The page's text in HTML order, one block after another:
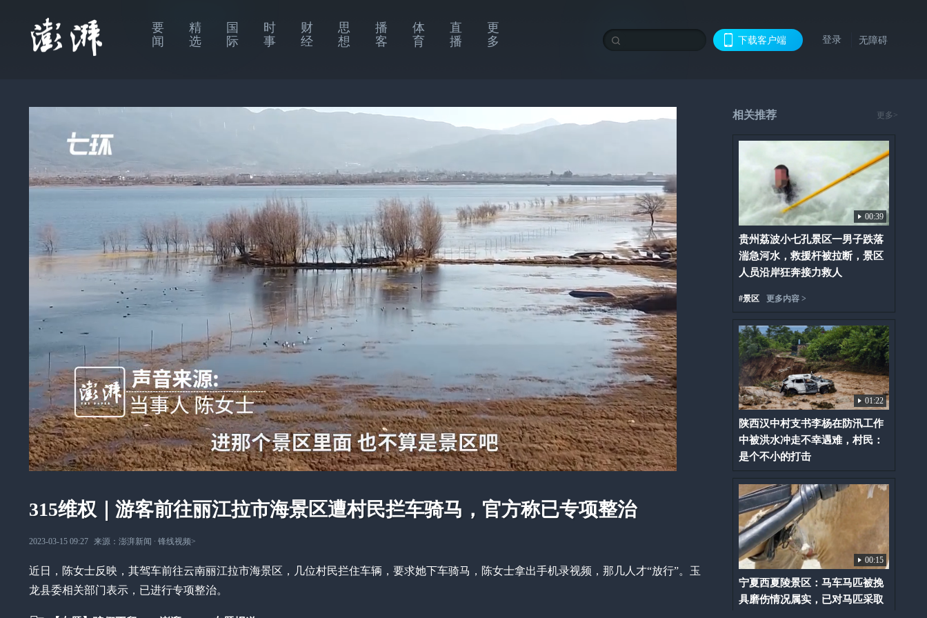
要
闻
精
选
国
际
时
事
财
经
思
想
播
客
体
育
直
播
更
多
下载客户端 登录 无障碍
315维权｜游客前往丽江拉市海景区遭村民拦车骑马，官方称已专项整治
2023-03-15 09:27 来源： 澎湃新闻 ∙ 锋线视频>
近日，陈女士反映，其驾车前往云南丽江拉市海景区，几位村民拦住车辆，要求她下车骑马，陈女士拿出手机录视频，那几人才“放行”。玉
龙县委相关部门表示，已进行专项整治。
相关推荐 更多>
00:39
贵州荔波小七孔景区一男子跌落
湍急河水，救援杆被拉断，景区
人员沿岸狂奔接力救人
#景区 更多内容 >
01:22
陕西汉中村支书李杨在防汛工作
中被洪水冲走不幸遇难，村民：
是个不小的打击
00:15
宁夏西夏陵景区：马车马匹被挽
具磨伤情况属实，已对马匹采取